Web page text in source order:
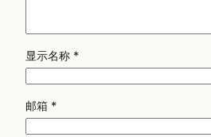
显示名称 *
邮箱 *